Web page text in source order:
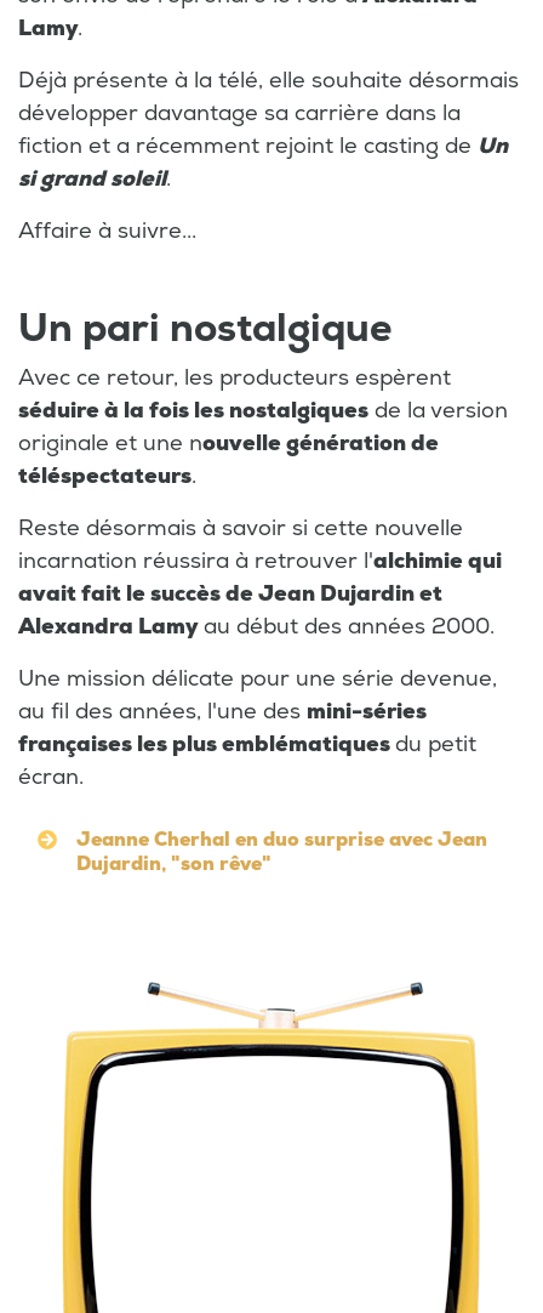
Lamy.
Déjà présente à la télé, elle souhaite désormais
développer davantage sa carrière dans la
fiction et a récemment rejoint le casting de Un
si grand soleil.
Affaire à suivre...
Un pari nostalgique
Avec ce retour, les producteurs espèrent
séduire à la fois les nostalgiques de la version
originale et une nouvelle génération de
téléspectateurs.
Reste désormais à savoir si cette nouvelle
incarnation réussira à retrouver l'alchimie qui
avait fait le succès de Jean Dujardin et
Alexandra Lamyau début des années 2000.
Une mission délicate pour une série devenue,
au fil des années, l'une des mini-séries
françaises les plus emblématiquesdu petit
écran.
Jeanne Cherhal en duo surprise avec Jean
Dujardin, "son rêve"